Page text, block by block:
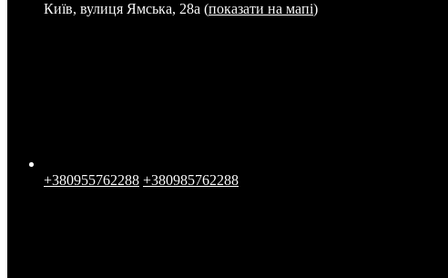
Київ, вулиця Ямська, 28а (показати на мапі)
+380955762288 +380985762288